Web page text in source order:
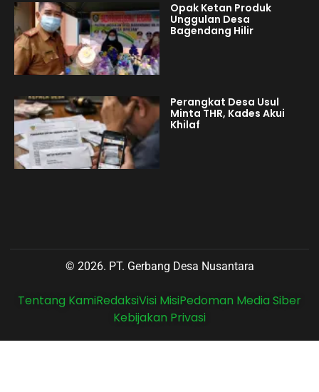
Opak Ketan Produk
Unggulan Desa
Bagendang Hilir
Perangkat Desa Usul
Minta THR, Kades Akui
Khilaf
© 2026. PT. Gerbang Desa Nusantara
Tentang KamiRedaksiVisi MisiPedoman Media Siber
Kebijakan Privasi